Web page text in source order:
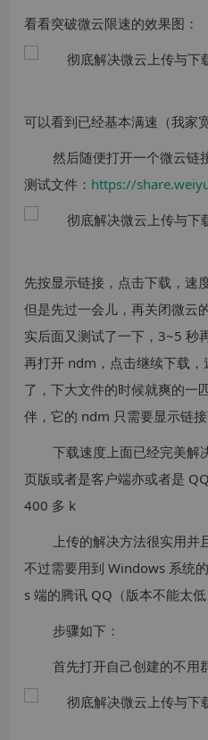
看看突破微云限速的效果图：
可以看到已经基本满速（我家
然后随便打开一个微云链
测试文件： https://
先按显示链接，点击下载，速
但是先过一会儿，再关闭微云
实后面又测试了一下，3~5 秒
再打开 ndm，点击继续下载
了，下大文件的时候就爽的一
伴，它的 ndm 只需要显示链
下载速度上面已经完美解
页版或者是客户端亦或者是
400 多 k
上传的解决方法很实用并
不过需要用到 Windows 系统
s 端的腾讯 QQ（版本不能太低
步骤如下：
首先打开自己创建的不用